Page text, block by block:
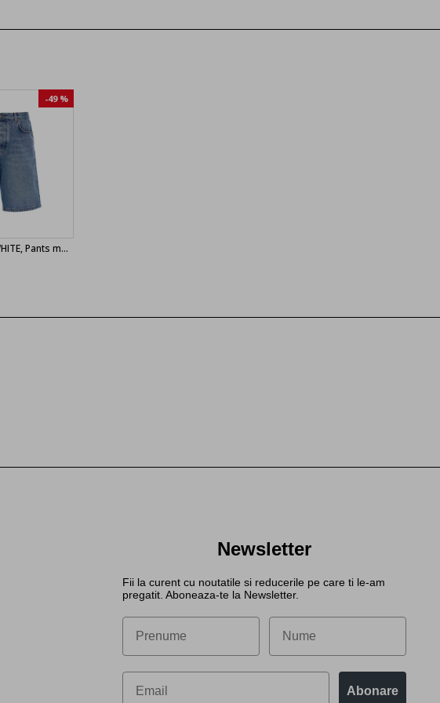
-49 %
Bermude OFF WHITE, Pants men Off-white
Newsletter
Fii la curent cu noutatile si reducerile pe care ti le-am
pregatit. Aboneaza-te la Newsletter.
Abonare